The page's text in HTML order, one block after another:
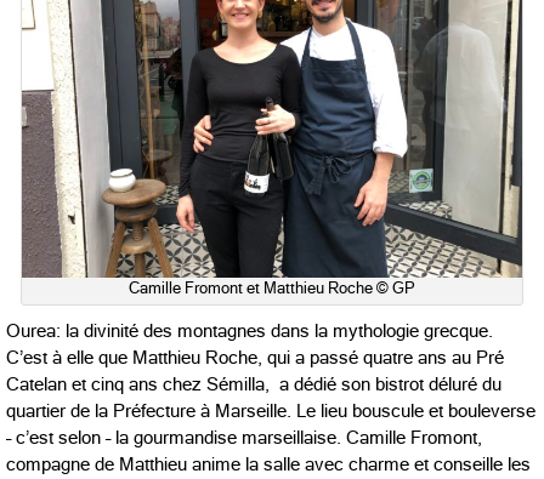
Camille Fromont et Matthieu Roche © GP
Ourea: la divinité des montagnes dans la mythologie grecque.
C’est à elle que Matthieu Roche, qui a passé quatre ans au Pré
Catelan et cinq ans chez Sémilla, a dédié son bistrot déluré du
quartier de la Préfecture à Marseille. Le lieu bouscule et bouleverse
– c’est selon – la gourmandise marseillaise. Camille Fromont,
compagne de Matthieu anime la salle avec charme et conseille les